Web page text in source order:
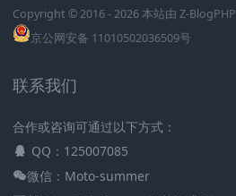
Copyright © 2016 - 2026 本站由 Z-BlogPHP
京公网安备 11010502036509号
联系我们
合作或咨询可通过以下方式：
QQ：125007085
微信：Moto-summer